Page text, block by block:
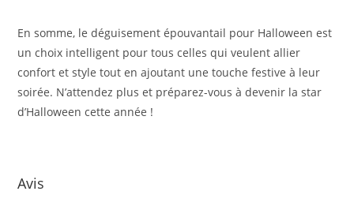
En somme, le déguisement épouvantail pour Halloween est
un choix intelligent pour tous celles qui veulent allier
confort et style tout en ajoutant une touche festive à leur
soirée. N’attendez plus et préparez-vous à devenir la star
d’Halloween cette année !
Avis